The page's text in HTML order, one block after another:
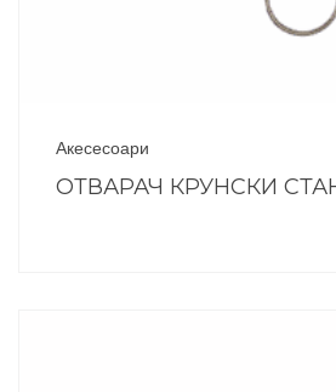
Акесесоари
ОТВАРАЧ КРУНСКИ